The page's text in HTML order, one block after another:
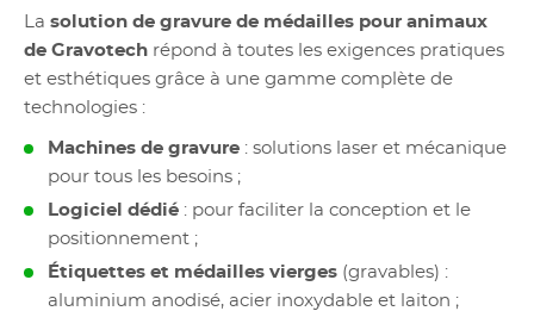
La solution de gravure de médailles pour animaux
de Gravotech répond à toutes les exigences pratiques
et esthétiques grâce à une gamme complète de
technologies :
Machines de gravure : solutions laser et mécanique
pour tous les besoins ;
Logiciel dédié : pour faciliter la conception et le
positionnement ;
Étiquettes et médailles vierges (gravables) :
aluminium anodisé, acier inoxydable et laiton ;